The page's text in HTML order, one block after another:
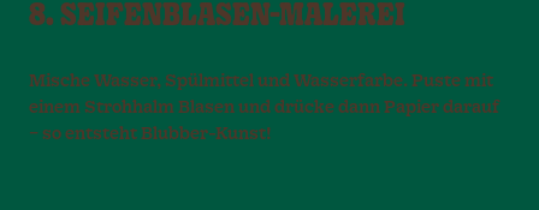
8. SEIFENBLASEN-MALEREI
Mische Wasser, Spülmittel und Wasserfarbe. Puste mit
einem Strohhalm Blasen und drücke dann Papier darauf
– so entsteht Blubber-Kunst!